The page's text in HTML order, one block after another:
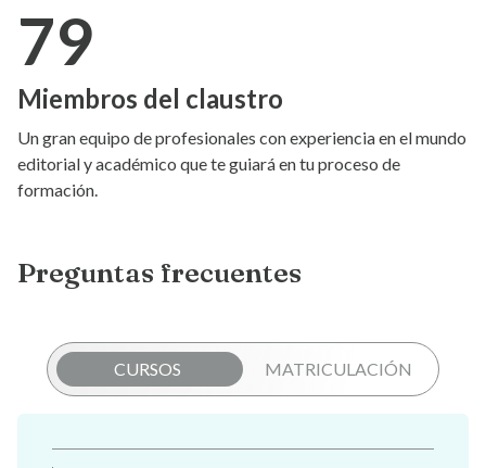
79
Miembros del claustro
Un gran equipo de profesionales con experiencia en el mundo
editorial y académico que te guiará en tu proceso de
formación.
Preguntas frecuentes
CURSOS MATRICULACIÓN